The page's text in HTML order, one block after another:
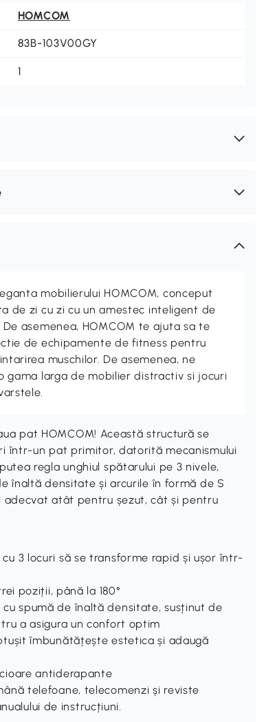
HOMCOM
83B-103V00GY
1
mobilierului HOMCOM, conceput
de zi cu zi cu un amestec inteligent de
asemenea, HOMCOM te ajuta sa te
de echipamente de fitness pentru
muschilor. De asemenea, ne
gama larga de mobilier distractiv si jocuri
pat HOMCOM! Această structură se
într-un pat primitor, datorită mecanismului
regla unghiul spătarului pe 3 nivele,
înaltă densitate și arcurile în formă de S
adecvat atât pentru șezut, cât și pentru
3 locuri să se transforme rapid și ușor într-
poziții, până la 180°
spumă de înaltă densitate, susținut de
a asigura un confort optim
îmbunătățește estetica și adaugă
antiderapante
telefoane, telecomenzi și reviste
de instrucțiuni.